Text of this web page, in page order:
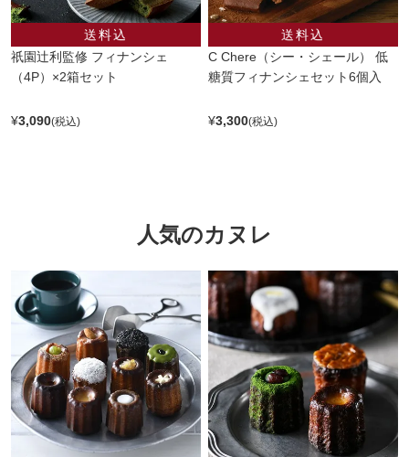
祇園辻利監修 フィナンシェ
（4P）×2箱セット
¥3,090
C Chere（シー・シェール） 低
糖質フィナンシェセット6個入
¥3,300
人気のカヌレ